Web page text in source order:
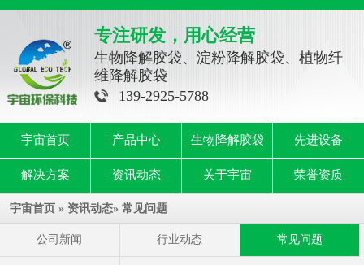
专注研发，用心经营
生物降解胶袋、淀粉降解胶袋、植物纤
维降解胶袋
139-2925-5788
宇宙首页 产品中心 生物降解胶袋 先进设备
解决方案 资讯动态 关于宇宙 荣誉资质
宇宙首页 » 资讯动态» 常见问题
公司新闻 行业动态 常见问题